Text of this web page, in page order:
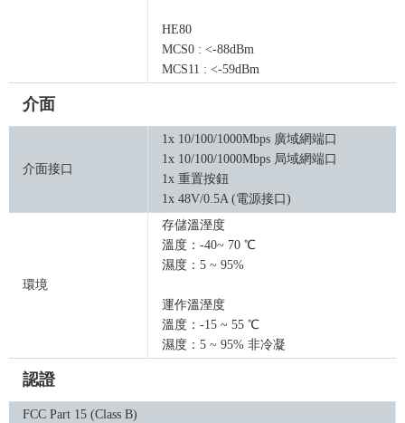
HE80
MCS0 : <-88dBm
MCS11 : <-59dBm
介面
介面接口
1x 10/100/1000Mbps 廣域網端口
1x 10/100/1000Mbps 局域網端口
1x 重置按鈕
1x 48V/0.5A (電源接口)
環境
存儲溫溼度
溫度：-40~ 70 ℃
濕度：5 ~ 95%
運作溫溼度
溫度：-15 ~ 55 ℃
濕度：5 ~ 95% 非冷凝
認證
FCC Part 15 (Class B)